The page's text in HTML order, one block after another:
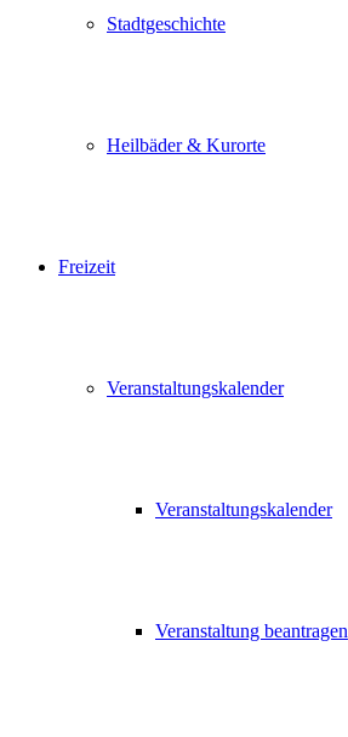
Stadtgeschichte
Heilbäder & Kurorte
Freizeit
Veranstaltungskalender
Veranstaltungskalender
Veranstaltung beantragen